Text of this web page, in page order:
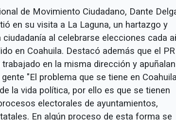
de Movimiento Ciudadano, Dante
en su visita a La Laguna, un hartazgo y
ciudadanía al celebrarse elecciones cada
en Coahuila. Destacó además que el
trabajado en la misma dirección y
"El problema que se tiene en
la vida política, por ello es que se tienen
electorales de ayuntamientos,
En algún proceso de esta forma se